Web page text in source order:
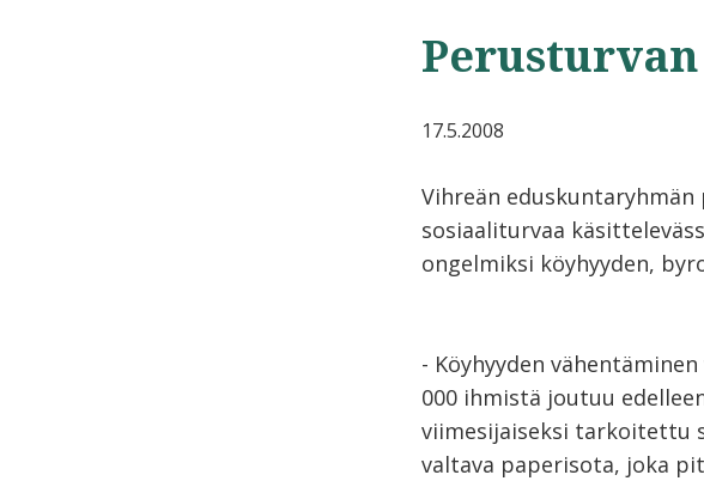
17.5.2008
Vihreän
sosiaaliturvaa
ongelmiksi köyhyyden,
- Köyhyyden
000 ihmistä joutuu
viimesijaiseksi tarkoitettu
valtava paperisota, joka